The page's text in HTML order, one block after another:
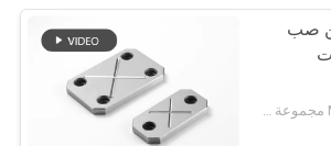
صب